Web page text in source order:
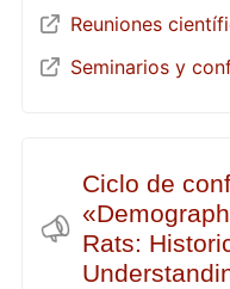
Reuniones
Seminarios y
Ciclo de
Rats: